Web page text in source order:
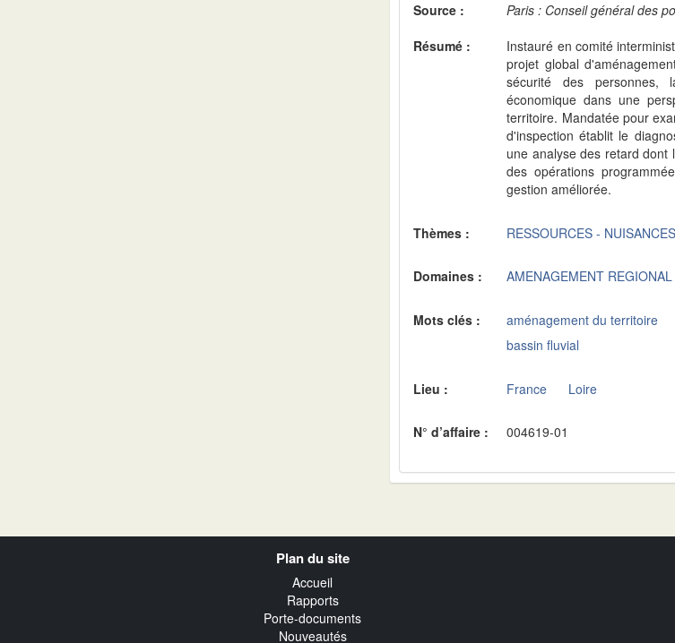
Source :
Paris : Conseil général des
Résumé :
Instauré en comité
projet global
sécurité des personnes,
économique dans une
territoire. Mandatée pour
d'inspection établit le
une analyse des retard dont
des opérations
gestion améliorée.
Thèmes : RESSOURCES - NUISANCES
Domaines : AMENAGEMENT REGIONAL
Mots clés : aménagement du territoire
bassin fluvial
Lieu : France Loire
N° d’affaire : 004619-01
Plan du site
Accueil
Rapports
Porte-documents
Nouveautés